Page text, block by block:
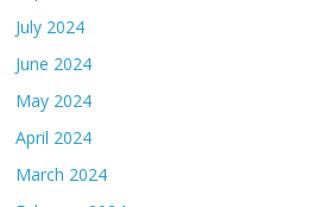
July 2024
June 2024
May 2024
April 2024
March 2024